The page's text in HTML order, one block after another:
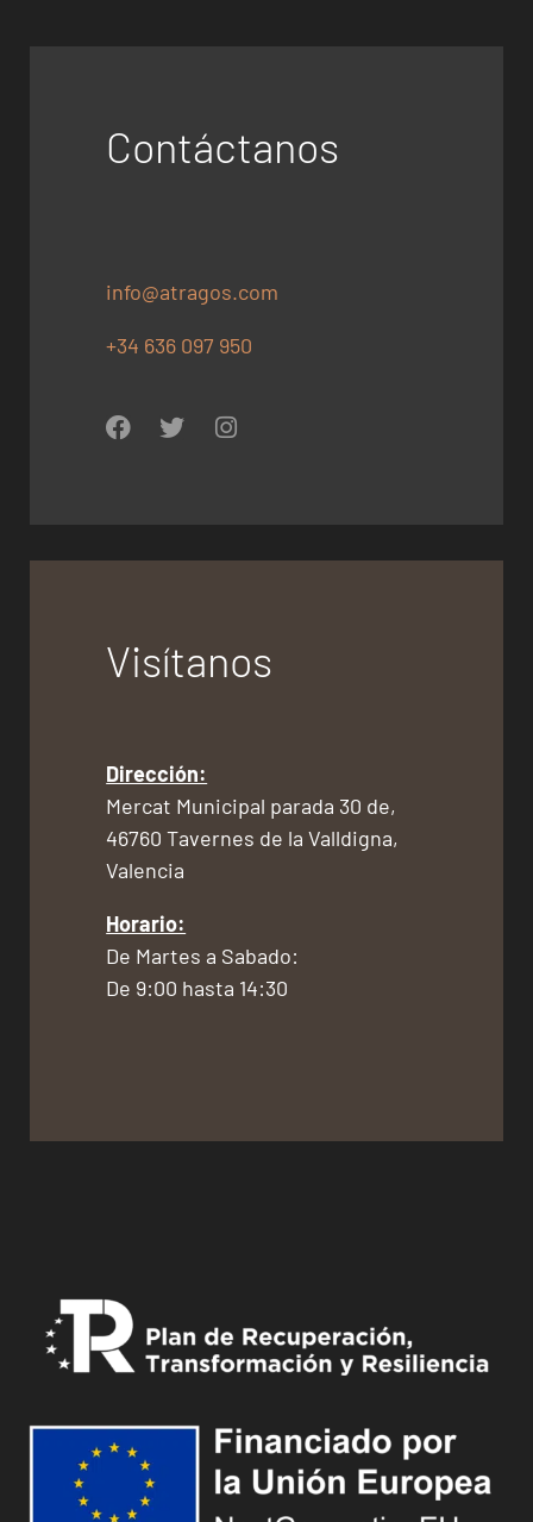
Contáctanos
info@atragos.com
+34 636 097 950
Visítanos
Dirección:
Mercat Municipal parada 30 de,
46760 Tavernes de la Valldigna,
Valencia
Horario:
De Martes a Sabado:
De 9:00 hasta 14:30